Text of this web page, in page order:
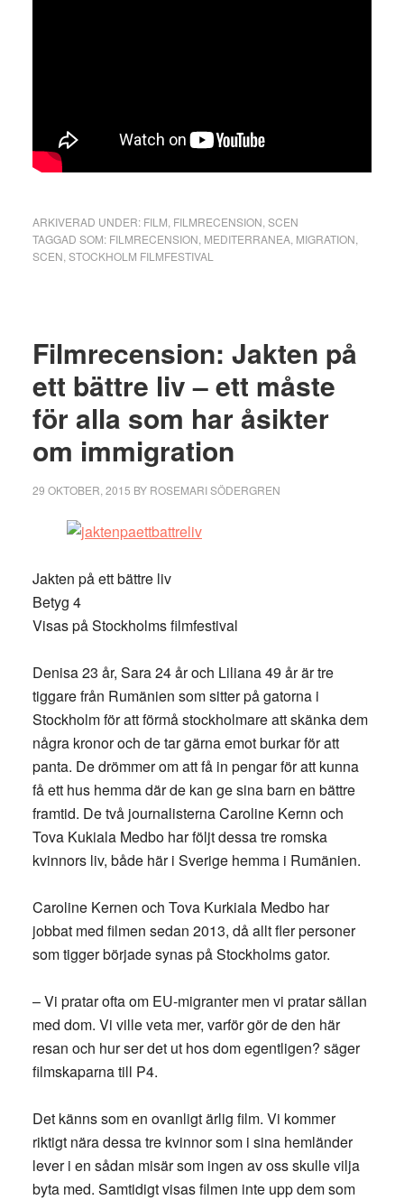
ARKIVERAD UNDER: FILM FILMRECENSION SCEN
TAGGAD SOM: FILMRECENSION MEDITERRANEA, MIGRATION
SCEN STOCKHOLM FILMFESTIVAL
Filmrecension: Jakten på
ett bättre liv – ett måste
för alla som har åsikter
om immigration
29 OKTOBER, 2015 BY ROSEMARI SÖDERGREN
Jakten på ett bättre liv
Betyg 4
Visas på Stockholms filmfestival
Denisa 23 år, Sara 24 år och Liliana 49 år är tre
tiggare från Rumänien som sitter på gatorna i
Stockholm för att förmå stockholmare att skänka dem
några kronor och de tar gärna emot burkar för att
panta. De drömmer om att få in pengar för att kunna
få ett hus hemma där de kan ge sina barn en bättre
framtid. De två journalisterna Caroline Kernn och
Tova Kukiala Medbo har följt dessa tre romska
kvinnors liv, både här i Sverige hemma i Rumänien.
Caroline Kernen och Tova Kurkiala Medbo har
jobbat med filmen sedan 2013, då allt fler personer
som tigger började synas på Stockholms gator.
– Vi pratar ofta om EU-migranter men vi pratar sällan
med dom. Vi ville veta mer, varför gör de den här
resan och hur ser det ut hos dom egentligen? säger
filmskaparna till P4.
Det känns som en ovanligt ärlig film. Vi kommer
riktigt nära dessa tre kvinnor som i sina hemländer
lever i en sådan misär som ingen av oss skulle vilja
byta med. Samtidigt visas filmen inte upp dem som